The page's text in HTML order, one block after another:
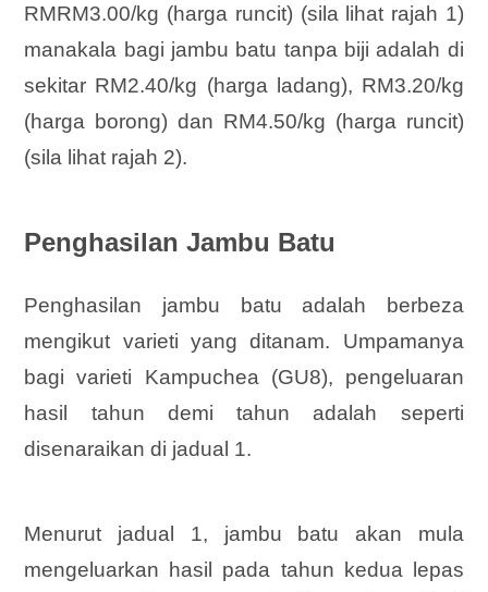
RMRM3.00/kg (harga runcit) (sila lihat rajah 1)
manakala bagi jambu batu tanpa biji adalah di
sekitar RM2.40/kg (harga ladang), RM3.20/kg
(harga borong) dan RM4.50/kg (harga runcit)
(sila lihat rajah 2).
Penghasilan Jambu Batu
Penghasilan jambu batu adalah berbeza
mengikut varieti yang ditanam. Umpamanya
bagi varieti Kampuchea (GU8), pengeluaran
hasil tahun demi tahun adalah seperti
disenaraikan di jadual 1.
Menurut jadual 1, jambu batu akan mula
mengeluarkan hasil pada tahun kedua lepas